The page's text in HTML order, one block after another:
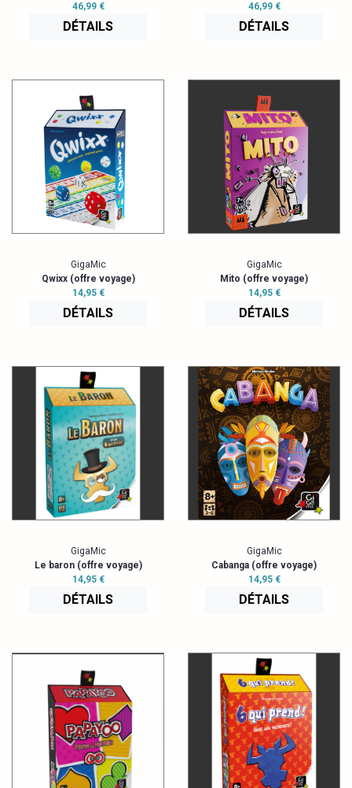
46,99 €
DÉTAILS
46,99 €
DÉTAILS
GigaMic
Qwixx (offre voyage)
14,95 €
DÉTAILS
GigaMic
Mito (offre voyage)
14,95 €
DÉTAILS
GigaMic
Le baron (offre voyage)
14,95 €
DÉTAILS
GigaMic
Cabanga (offre voyage)
14,95 €
DÉTAILS